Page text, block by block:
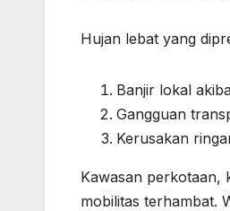
Hujan lebat yang
Banjir lokal
Gangguan
Kerusakan
Kawasan perkotaan,
mobilitas terhambat.